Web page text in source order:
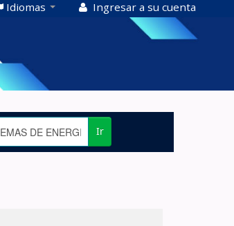
Idiomas Ingresar a su cuenta
Ir